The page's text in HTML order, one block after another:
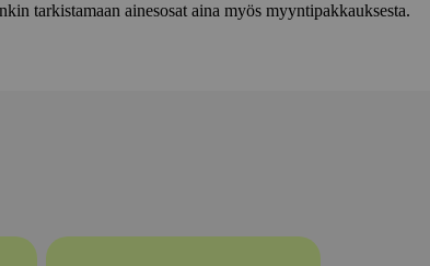
tarkistamaan ainesosat aina myös myyntipakkauksesta.